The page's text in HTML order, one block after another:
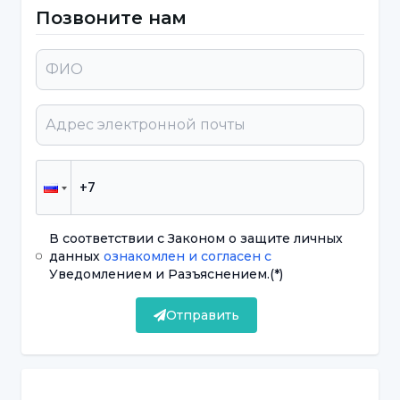
жизнь. В таких случаях родителям предстоит
большая работа.
Необходимо регулярно водить детей к
врачу. Кроме того, члены семьи должны
постоянно поддерживать здоровое
общение со своими детьми и обращаться к
нестандартных ситуациях.
Симптомы атипичного аутизма
Хотя в некоторых аспектах это заболевание
схоже с аутизмом, в некоторых случаях оно
может показаться весьма далеким от
Позвоните нам
В соответствии с Законом о защите личных
данныхознакомлен и согласен с
Уведомлением и Разъяснением.(*)
Отправить